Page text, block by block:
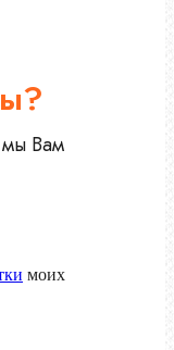
Вам
моих